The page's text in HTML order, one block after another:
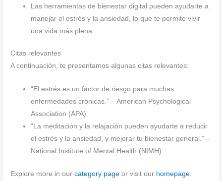
Las herramientas de bienestar digital pueden ayudarte a
manejar el estrés y la ansiedad, lo que te permite vivir
una vida más plena.
Citas relevantes
A continuación, te presentamos algunas citas relevantes:
“El estrés es un factor de riesgo para muchas
enfermedades crónicas.” – American Psychological
Association (APA)
“La meditación y la relajación pueden ayudarte a reducir
el estrés y la ansiedad, y mejorar tu bienestar general.” –
National Institute of Mental Health (NIMH)
Explore more in ourcategory page or visit our homepage